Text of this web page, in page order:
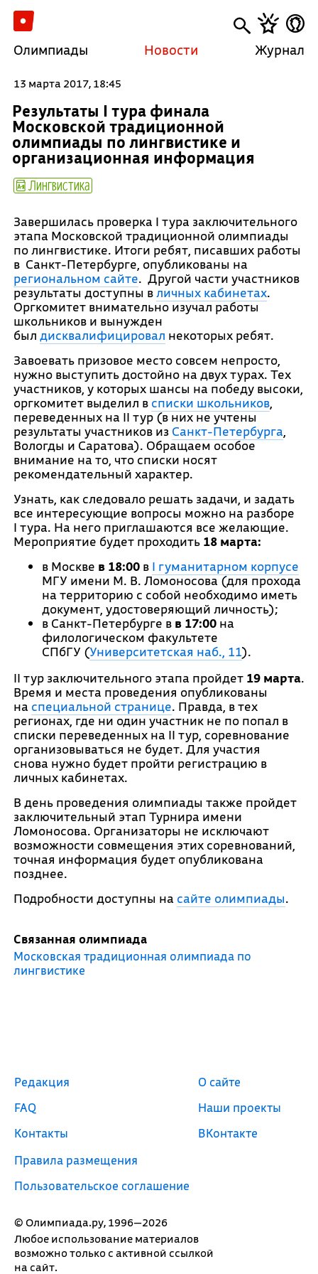
Олимпиады Новости Журнал
13 марта 2017, 18:45
Результаты I тура финала
Московской традиционной
олимпиады по лингвистике и
организационная информация
Лингвистика
Завершилась проверка I тура заключительного
этапа Московской традиционной олимпиады
по лингвистике. Итоги ребят, писавших работы
в Санкт-Петербурге, опубликованы на
региональном сайте. Другой части участников
результаты доступны вличных кабинетах.
Оргкомитет внимательно изучал работы
школьников и вынужден
был дисквалифицировал некоторых ребят.
Завоевать призовое место совсем непросто,
нужно выступить достойно на двух турах. Тех
участников, у которых шансы на победу высоки,
оргкомитет выделил в списки школьников,
переведенных на II тур (в них не учтены
результаты участников из Санкт-Петербурга,
Вологды и Саратова). Обращаем особое
внимание на то, что списки носят
рекомендательный характер.
Узнать, как следовало решать задачи, и задать
все интересующие вопросы можно на разборе
I тура. На него приглашаются все желающие.
Мероприятие будет проходить 18 марта:
в Москве в 18:00в I гуманитарном корпусе
МГУ имени М. В. Ломоносова (для прохода
на территорию с собой необходимо иметь
документ, удостоверяющий личность);
в Санкт-Петербурге в в 17:00на
филологическом факультете
СПбГУ (Университетская наб., 11).
II тур заключительного этапа пройдет 19 марта.
Время и места проведения опубликованы
на специальной странице. Правда, в тех
регионах, где ни один участник не по попал в
списки переведенных на II тур, соревнование
организовываться не будет. Для участия
снова нужно будет пройти регистрацию в
личных кабинетах.
В день проведения олимпиады также пройдет
заключительный этап Турнира имени
Ломоносова. Организаторы не исключают
возможности совмещения этих соревнований,
точная информация будет опубликована
позднее.
Подробности доступны на сайте олимпиады.
Связанная олимпиада
Московская традиционная олимпиада по
лингвистике
© Олимпиада.ру, 1996—2026
Любое использование материалов
возможно только с активной ссылкой
на сайт.
Редакция
FAQ
Контакты
Правила размещения
Пользовательское соглашение
О сайте
Наши проекты
ВКонтакте